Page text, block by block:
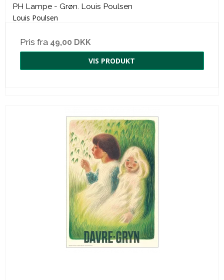
PH Lampe - Grøn. Louis Poulsen
Louis Poulsen
Pris fra 49,00 DKK
VIS PRODUKT